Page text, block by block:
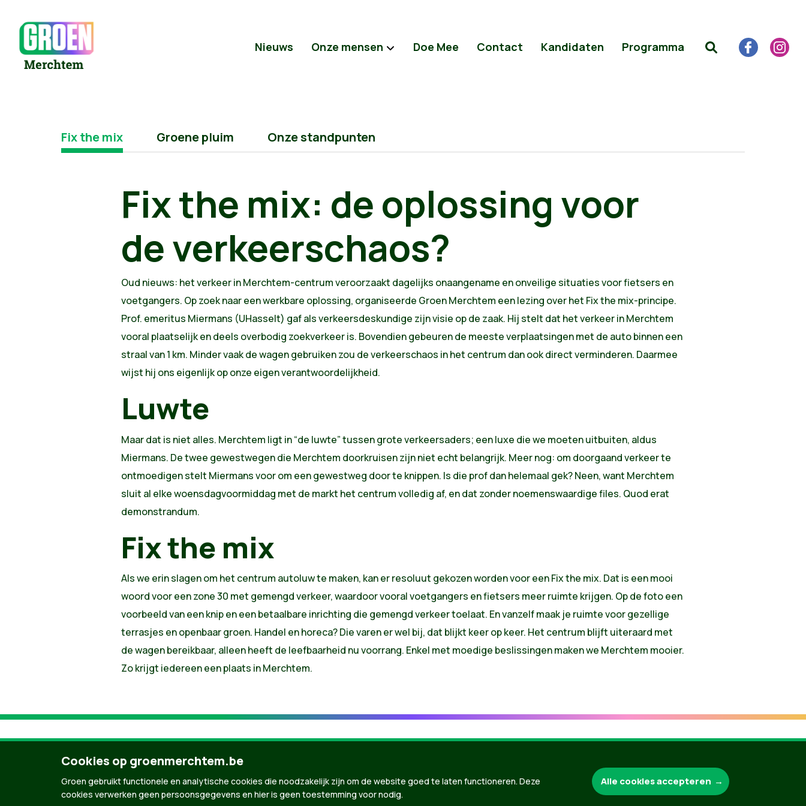
Nieuws Onze mensen Doe Mee Contact Kandidaten Programma
Fix the mix Groene pluim Onze standpunten
Fix the mix: de oplossing voor
de verkeerschaos?
Oud nieuws: het verkeer in Merchtem-centrum veroorzaakt dagelijks onaangename en onveilige situaties voor fietsers en
voetgangers. Op zoek naar een werkbare oplossing, organiseerde Groen Merchtem een lezing over het Fix the mix-principe.
Prof. emeritus Miermans (UHasselt) gaf als verkeersdeskundige zijn visie op de zaak. Hij stelt dat het verkeer in Merchtem
vooral plaatselijk en deels overbodig zoekverkeer is. Bovendien gebeuren de meeste verplaatsingen met de auto binnen een
straal van 1 km. Minder vaak de wagen gebruiken zou de verkeerschaos in het centrum dan ook direct verminderen. Daarmee
wijst hij ons eigenlijk op onze eigen verantwoordelijkheid.
Luwte
Maar dat is niet alles. Merchtem ligt in “de luwte” tussen grote verkeersaders; een luxe die we moeten uitbuiten, aldus
Miermans. De twee gewestwegen die Merchtem doorkruisen zijn niet echt belangrijk. Meer nog: om doorgaand verkeer te
ontmoedigen stelt Miermans voor om een gewestweg door te knippen. Is die prof dan helemaal gek? Neen, want Merchtem
sluit al elke woensdagvoormiddag met de markt het centrum volledig af, en dat zonder noemenswaardige files. Quod erat
demonstrandum.
Fix the mix
Als we erin slagen om het centrum autoluw te maken, kan er resoluut gekozen worden voor een Fix the mix. Dat is een mooi
woord voor een zone 30 met gemengd verkeer, waardoor vooral voetgangers en fietsers meer ruimte krijgen. Op de foto een
voorbeeld van een knip en een betaalbare inrichting die gemengd verkeer toelaat. En vanzelf maak je ruimte voor gezellige
terrasjes en openbaar groen. Handel en horeca? Die varen er wel bij, dat blijkt keer op keer. Het centrum blijft uiteraard met
de wagen bereikbaar, alleen heeft de leefbaarheid nu voorrang. Enkel met moedige beslissingen maken we Merchtem mooier.
Zo krijgt iedereen een plaats in Merchtem.
Groen.be
Cookies op groenmerchtem.be
Groen gebruikt functionele en analytische cookies die noodzakelijk zijn om de website goed te laten functioneren. Deze
cookies verwerken geen persoonsgegevens en hier is geen toestemming voor nodig.
Alle cookies accepteren